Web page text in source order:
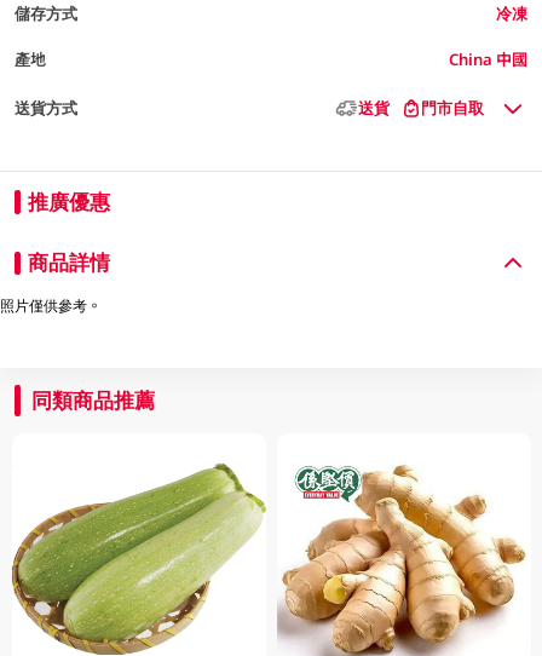
儲存方式 冷凍
產地 China 中國
送貨方式 送貨 門市自取
推廣優惠
商品詳情
照片僅供參考。
同類商品推薦